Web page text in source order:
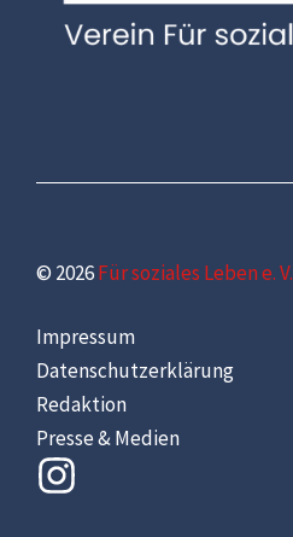
© 2026Für soziales Leben e. V.
Impressum
Datenschutzerklärung
Redaktion
Presse & Medien